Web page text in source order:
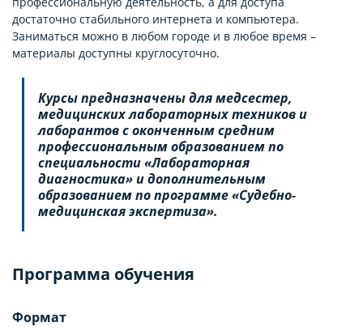
достаточно стабильного интернета и компьютера.
Заниматься можно в любом городе и в любое время –
материалы доступны круглосуточно.
Курсы предназначены для медсестер,
медицинских лабораторных техников и
лаборантов с оконченным средним
профессиональным образованием по
специальности «Лабораторная
диагностика» и дополнительным
образованием по программе «Судебно-
медицинская экспертиза».
Программа обучения
Формат